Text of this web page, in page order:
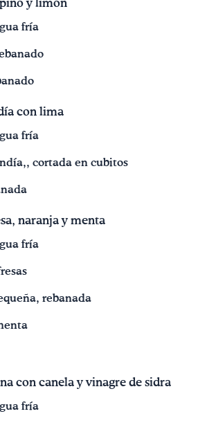
y limón
fría
con lima
fría
cortada en cubitos
naranja y menta
fría
rebanada
con canela y vinagre de sidra
fría